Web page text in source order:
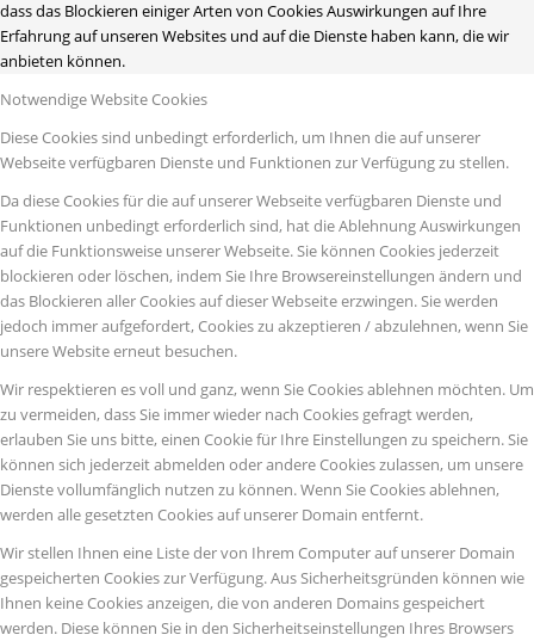
dass das Blockieren einiger Arten von Cookies Auswirkungen auf Ihre
Erfahrung auf unseren Websites und auf die Dienste haben kann, die wir
anbieten können.
Notwendige Website Cookies
Diese Cookies sind unbedingt erforderlich, um Ihnen die auf unserer
Webseite verfügbaren Dienste und Funktionen zur Verfügung zu stellen.
Da diese Cookies für die auf unserer Webseite verfügbaren Dienste und
Funktionen unbedingt erforderlich sind, hat die Ablehnung Auswirkungen
auf die Funktionsweise unserer Webseite. Sie können Cookies jederzeit
blockieren oder löschen, indem Sie Ihre Browsereinstellungen ändern und
das Blockieren aller Cookies auf dieser Webseite erzwingen. Sie werden
jedoch immer aufgefordert, Cookies zu akzeptieren / abzulehnen, wenn Sie
unsere Website erneut besuchen.
Wir respektieren es voll und ganz, wenn Sie Cookies ablehnen möchten. Um
zu vermeiden, dass Sie immer wieder nach Cookies gefragt werden,
erlauben Sie uns bitte, einen Cookie für Ihre Einstellungen zu speichern. Sie
können sich jederzeit abmelden oder andere Cookies zulassen, um unsere
Dienste vollumfänglich nutzen zu können. Wenn Sie Cookies ablehnen,
werden alle gesetzten Cookies auf unserer Domain entfernt.
Wir stellen Ihnen eine Liste der von Ihrem Computer auf unserer Domain
gespeicherten Cookies zur Verfügung. Aus Sicherheitsgründen können wie
Ihnen keine Cookies anzeigen, die von anderen Domains gespeichert
werden. Diese können Sie in den Sicherheitseinstellungen Ihres Browsers